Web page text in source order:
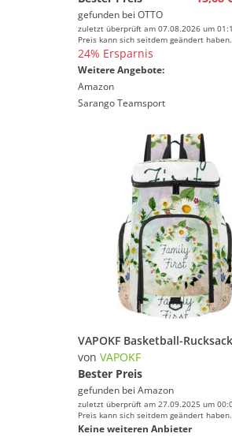
gefunden bei OTTO
zuletzt überprüft am 07.08.2026 um
Preis kann sich seitdem geändert haben.
24% Ersparnis
Weitere Angebote:
Amazon
Sarango Teamsport
von VAPOKF
Bester Preis
gefunden bei Amazon
zuletzt überprüft am 27.09.2025 um
Preis kann sich seitdem geändert haben.
Keine weiteren Anbieter